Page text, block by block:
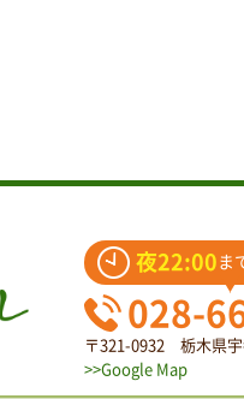
夜22:00 ま
028-
〒321-0932 栃木県
>>Google Map